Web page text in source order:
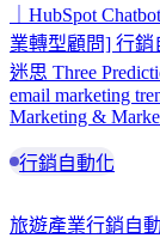
｜HubSpot
業轉型顧問] 行銷
迷思 Three
email marketing
Marketing &
行銷自動化
旅遊產業行銷自